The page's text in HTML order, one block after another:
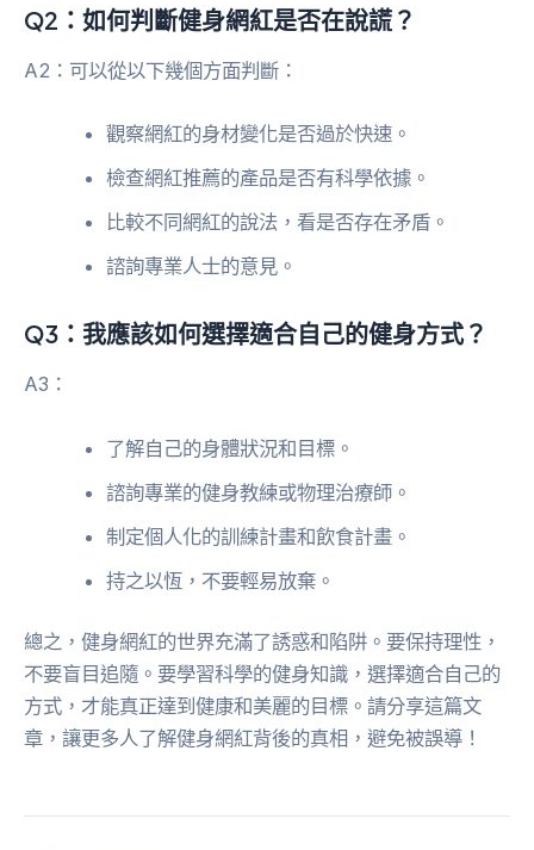
Q2：如何判斷健身網紅是否在說謊？
A2：可以從以下幾個方面判斷：
觀察網紅的身材變化是否過於快速。
檢查網紅推薦的產品是否有科學依據。
比較不同網紅的說法，看是否存在矛盾。
諮詢專業人士的意見。
Q3：我應該如何選擇適合自己的健身方式？
A3：
了解自己的身體狀況和目標。
諮詢專業的健身教練或物理治療師。
制定個人化的訓練計畫和飲食計畫。
持之以恆，不要輕易放棄。
總之，健身網紅的世界充滿了誘惑和陷阱。要保持理性，
不要盲目追隨。要學習科學的健身知識，選擇適合自己的
方式，才能真正達到健康和美麗的目標。請分享這篇文
章，讓更多人了解健身網紅背後的真相，避免被誤導！